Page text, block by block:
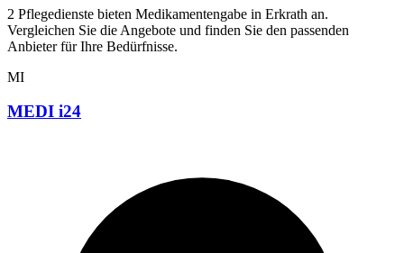
2 Pflegedienste bieten Medikamentengabe in Erkrath an.
Vergleichen Sie die Angebote und finden Sie den passenden
Anbieter für Ihre Bedürfnisse.
MI
MEDI i24